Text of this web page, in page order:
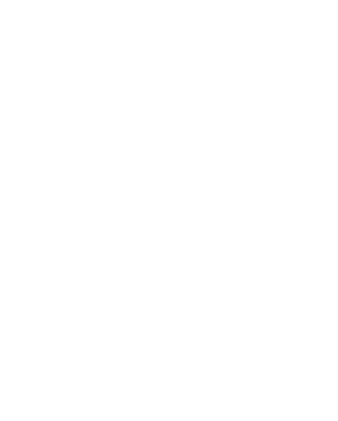
every week starting on Mondays.
times on open2day.dk/samsoe.